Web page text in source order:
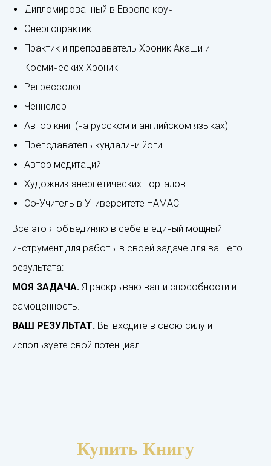
Дипломированный в Европе коуч
Энергопрактик
Практик и преподаватель Хроник Акаши и
Космических Хроник
Регрессолог
Ченнелер
Автор книг (на русском и английском языках)
Преподаватель кундалини йоги
Автор медитаций
Художник энергетических порталов
Со-Учитель в Университете НАМАС
Все это я объединяю в себе в единый мощный
инструмент для работы в своей задаче для вашего
результата:
МОЯ ЗАДАЧА. Я раскрываю ваши способности и
самоценность.
ВАШ РЕЗУЛЬТАТ. Вы входите в свою силу и
используете свой потенциал.
Купить Книгу